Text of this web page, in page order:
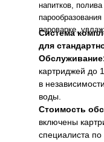
напитков,
пароварке,
Система
для
картриджей до
в
воды.
Стоимость
включены
специалиста по